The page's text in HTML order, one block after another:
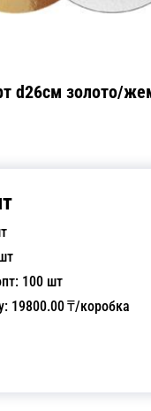
d26см золото/
100 шт
19800.00₸/коробка